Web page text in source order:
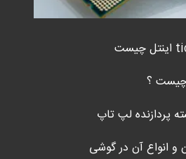
پردازنده لپ تاپ
انواع آن در گوشی